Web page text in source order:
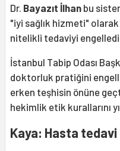
Dr. Bayazıt İlhan bu
"iyi sağlık hizmeti"
nitelikli tedaviyi
İstanbul Tabip Odası
doktorluk pratiğini
erken teşhisin önüne
hekimlik etik kurallarını
Kaya: Hasta tedavi